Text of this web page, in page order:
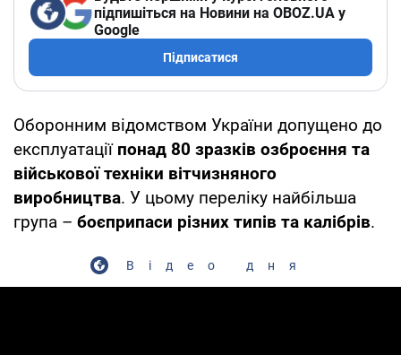
підпишіться на Новини на OBOZ.UA у
Google
Підписатися
Оборонним відомством України допущено до
експлуатаціїпонад 80 зразків озброєння та
військової техніки вітчизняного
виробництва. У цьому переліку найбільша
група – боєприпаси різних типів та калібрів.
Відео дня